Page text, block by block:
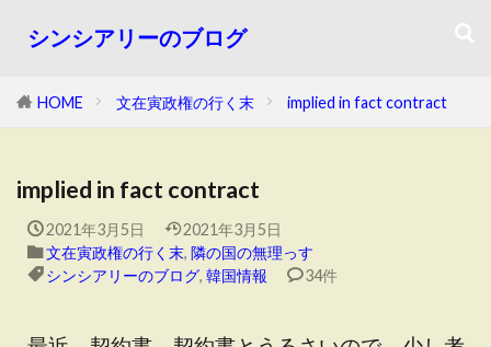
シンシアリーのブログ
HOME 文在寅政権の行く末 implied in fact contract
implied in fact contract
2021年3月5日
2021年3月5日
文在寅政権の行く末, 隣の国の無理っす
シンシアリーのブログ, 韓国情報 34件